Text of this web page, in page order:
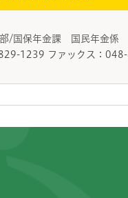
/国保年金課 国民年金係
1239 ファックス：